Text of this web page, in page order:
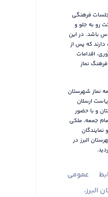
جلسات فرهنگی
رو به جلو و
باشد. در این
دارند که پس از
اقدامات
نماز
نماز شهرستان
۱۴۰۴، به ریاست ارسلان
و با حضور
جمعه، ملکی
البرز در
عمومی
البرز،